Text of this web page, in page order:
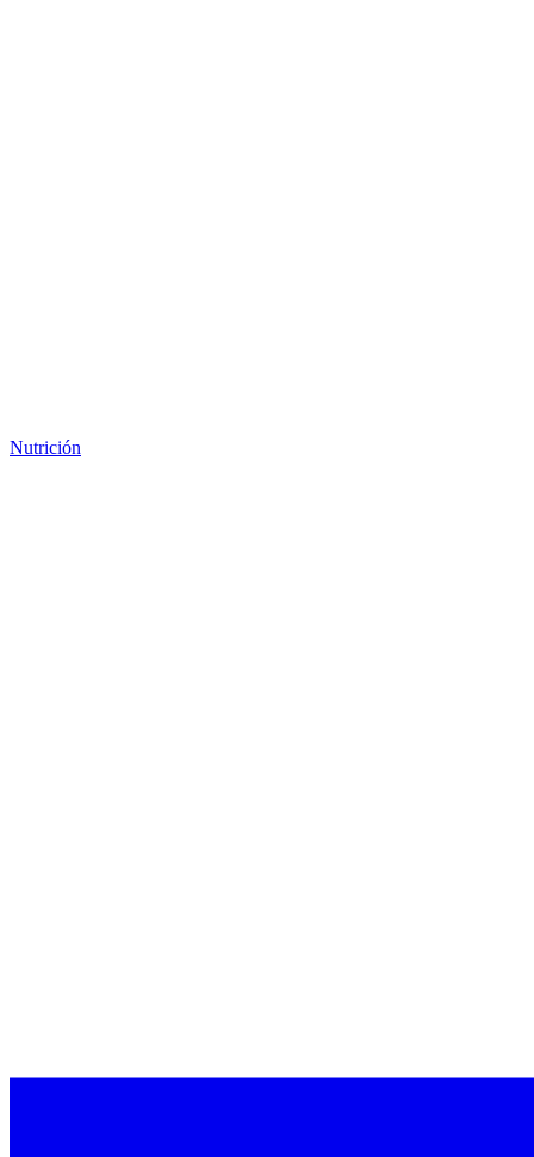
Nutrición